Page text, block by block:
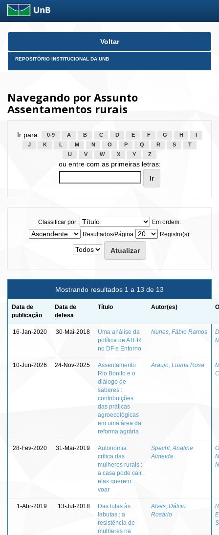
Skip
Voltar
REPOSITÓRIO INSTITUCIONAL DA UNB
Navegando por Assunto
Assentamentos rurais
Ir para: 0-9 A B C D E F G H
J
K L M N O P Q R S
T
U
V W X Y Z
ou entre com as primeiras letras:
Classificar por:
Em ordem:
Resultados/Página
Registro(s):
Mostrando resultados 1 a 13 de 13
Data de
publicação
Data de
defesa
Título Autor(es)
16-Jan-2020 30-Mai-2018
Uma análise da
política de ATER
no DF e Entorno
Nunes, Fábio Ramos
10-Jun-2026 24-Nov-2025
Assentamento
Rio Bonito e o
diálogo de
saberes :
contribuições
das práticas
agroecológicas
em uma área da
reforma agrária
Araujo, Luana Rosa
28-Fev-2020 31-Mai-2019
Autonomia
crítica das
mulheres rurais :
a casa pode cair,
elas querem
voar
Specht, Analine
Almeida
1-Abr-2019 13-Jul-2018
Das lutas às
labutas : a
resistência de
mulheres na
Alves, Dálcio
Rosário